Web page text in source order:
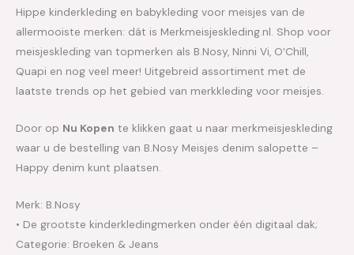
Hippe kinderkleding en babykleding voor meisjes van de
allermooiste merken: dát is Merkmeisjeskleding.nl. Shop voor
meisjeskleding van topmerken als B.Nosy, Ninni Vi, O’Chill,
Quapi en nog veel meer! Uitgebreid assortiment met de
laatste trends op het gebied van merkkleding voor meisjes.
Door op Nu Kopen te klikken gaat u naar merkmeisjeskleding
waar u de bestelling van B.Nosy Meisjes denim salopette –
Happy denim kunt plaatsen.
Merk: B.Nosy
• De grootste kinderkledingmerken onder één digitaal dak;
Categorie: Broeken & Jeans